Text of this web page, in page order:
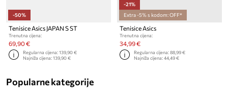
-50%
Tenisice Asics JAPAN S ST
Trenutna cijena:
69,90 €
Regularna cijena:139,90 €
Najniža cijena:139,90 €
-21%
Extra -5% s kodom: OFF*
Tenisice Asics
Trenutna cijena:
34,99 €
Regularna cijena:88,99 €
Najniža cijena:44,49 €
Popularne kategorije